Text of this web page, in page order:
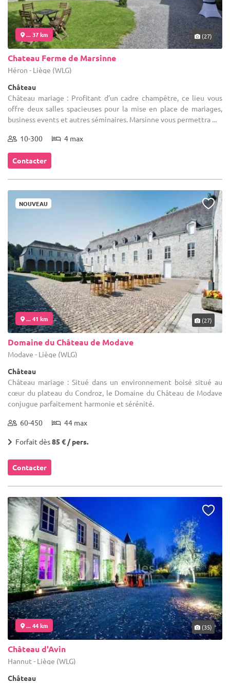
... 37 km (27)
Chateau Ferme de Marsinne
Héron - Liège (WLG)
Château
Château mariage : Profitant d’un cadre champêtre, ce lieu vous
offre deux salles spacieuses pour la mise en place de mariages,
business events et autres séminaires. Marsinne vous permettra ...
10-300 4 max
Contacter
NOUVEAU
... 41 km (27)
Domaine du Château de Modave
Modave - Liège (WLG)
Château
Château mariage : Situé dans un environnement boisé situé au
cœur du plateau du Condroz, le Domaine du Château de Modave
conjugue parfaitement harmonie et sérénité.
60-450 44 max
Forfait dès85 € / pers.
Contacter
... 44 km (35)
Château d'Avin
Hannut - Liège (WLG)
Château